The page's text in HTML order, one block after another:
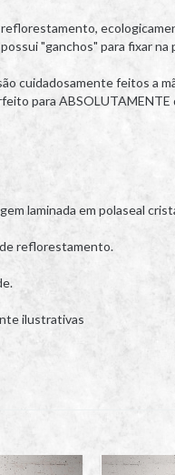
"ganchos" para fixar na
cuidadosamente feitos a
para ABSOLUTAMENTE
laminada em polaseal
reflorestamento.
ilustrativas